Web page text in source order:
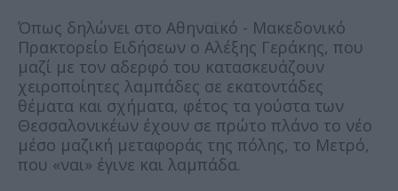
Όπως δηλώνει στο Αθηναϊκό - Μακεδονικό
Πρακτορείο Ειδήσεων ο Αλέξης Γεράκης, που
μαζί με τον αδερφό του κατασκευάζουν
χειροποίητες λαμπάδες σε εκατοντάδες
θέματα και σχήματα, φέτος τα γούστα των
Θεσσαλονικέων έχουν σε πρώτο πλάνο το νέο
μέσο μαζική μεταφοράς της πόλης, το Μετρό,
που «ναι» έγινε και λαμπάδα.